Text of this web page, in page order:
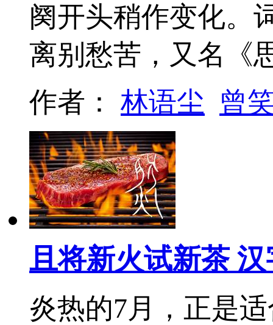
阕开头稍作变化。
离别愁苦，又名《
作者： 林语尘 曾
且将新火试新茶
炎热的7月，正是